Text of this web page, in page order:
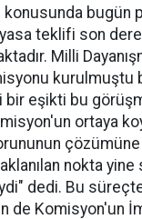
konusunda bugün
teklifi son
Milli
kurulmuştu
eşikti bu
ortaya
çözümüne
nokta
dedi. Bu
de Komisyon'un